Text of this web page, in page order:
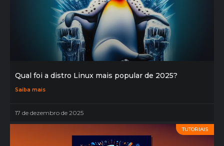
Qual foi a distro Linux mais popular de 2025?
Saiba mais
17 de dezembro de 2025
TUTORIAIS